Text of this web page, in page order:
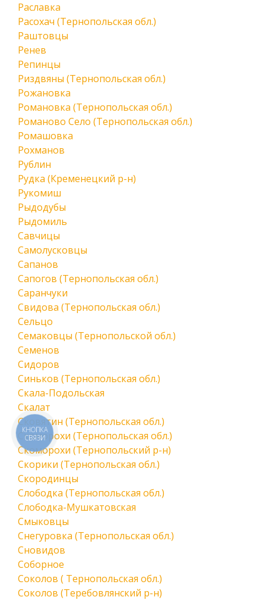
Раславка
Расохач (Тернопольская обл.)
Раштовцы
Ренев
Репинцы
Риздвяны (Тернопольская обл.)
Рожановка
Романовка (Тернопольская обл.)
Романово Село (Тернопольская обл.)
Ромашовка
Рохманов
Рублин
Рудка (Кременецкий р-н)
Рукомиш
Рыдодубы
Рыдомиль
Савчицы
Самолусковцы
Сапанов
Сапогов (Тернопольская обл.)
Саранчуки
Свидова (Тернопольская обл.)
Сельцо
Семаковцы (Тернопольской обл.)
Семенов
Сидоров
Синьков (Тернопольская обл.)
Скала-Подольская
Скалат
Сковятин (Тернопольская обл.)
Скоморохи (Тернопольская обл.)
Скоморохи (Тернопольский р-н)
Скорики (Тернопольская обл.)
Скородинцы
Слободка (Тернопольская обл.)
Слободка-Мушкатовская
Смыковцы
Снегуровка (Тернопольская обл.)
Сновидов
Соборное
Соколов ( Тернопольская обл.)
Соколов (Теребовлянский р-н)
КНОПКА
СВЯЗИ